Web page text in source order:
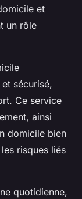
et
un rôle
sécurisé,
Ce service
ainsi
domicile bien
risques liés
quotidienne,